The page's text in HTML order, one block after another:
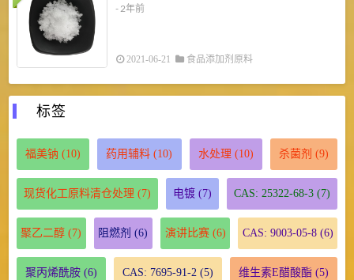
- 2年前
2021-06-21 食品添加剂原料
标签
福美钠 (10) 药用辅料 (10) 水处理 (10) 杀菌剂 (9)
现货化工原料清仓处理 (7) 电镀 (7) CAS: 25322-68-3 (7)
聚乙二醇 (7) 阻燃剂 (6) 演讲比赛(6) CAS: 9003-05-8(6)
聚丙烯酰胺(6) CAS: 7695-91-2 (5) 维生素E醋酸酯 (5)